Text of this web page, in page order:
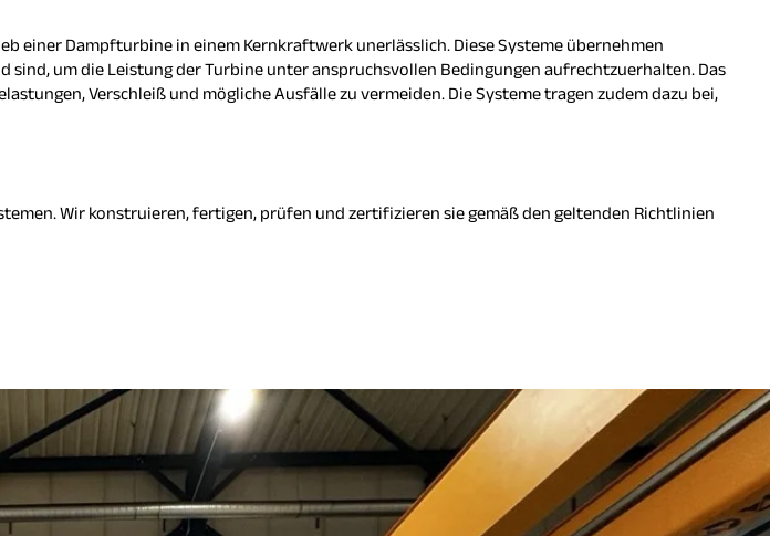
einer Dampfturbine in einem Kernkraftwerk unerlässlich. Diese Systeme übernehmen
um die Leistung der Turbine unter anspruchsvollen Bedingungen aufrechtzuerhalten. Das
Verschleiß und mögliche Ausfälle zu vermeiden. Die Systeme tragen zudem dazu bei,
Wir konstruieren, fertigen, prüfen und zertifizieren sie gemäß den geltenden Richtlinien